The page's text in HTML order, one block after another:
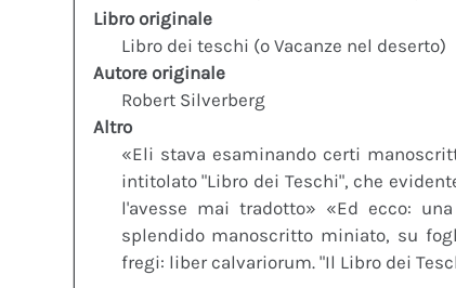
Libro originale
Libro dei teschi (o Vacanze nel deserto)
Autore originale
Robert Silverberg
Altro
«Eli stava esaminando certi
intitolato "Libro dei Teschi", che
l'avesse mai tradotto» «Ed ecco:
splendido manoscritto miniato, su
fregi: liber calvariorum. "Il Libro dei